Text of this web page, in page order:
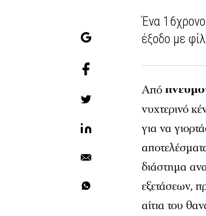
Ένα
έξοδο με
Από
νυχτερινό
για να
διάστημα
εξετάσεων,
αίτια του